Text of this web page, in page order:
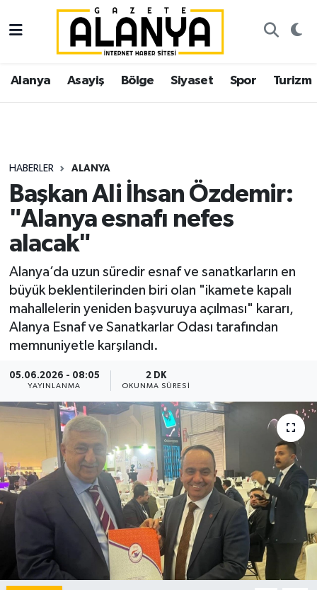
Alanya Asayiş Bölge Siyaset Spor Turizm
HABERLER ALANYA
Başkan Ali İhsan Özdemir:
"Alanya esnafı nefes
alacak"
Alanya’da uzun süredir esnaf ve sanatkarların en
büyük beklentilerinden biri olan "ikamete kapalı
mahallelerin yeniden başvuruya açılması" kararı,
Alanya Esnaf ve Sanatkarlar Odası tarafından
memnuniyetle karşılandı.
05.06.2026 - 08:05
YAYINLANMA
2 DK
OKUNMA SÜRESI
Alanya
Asayiş
Siyaset
Spor
Turizm
Ekonomi
Gazipaşa
İstanbul Nöbetçi Eczaneler
İstanbul Hava Durumu
Süper Lig Puan Durumu ve Fikstür
Tüm Manşetler
Son Dakika Haberleri
Haber Arşivi